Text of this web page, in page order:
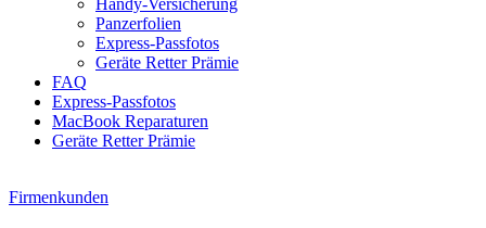
Handy-Versicherung
Panzerfolien
Express-Passfotos
Geräte Retter Prämie
FAQ
Express-Passfotos
MacBook Reparaturen
Geräte Retter Prämie
Firmenkunden